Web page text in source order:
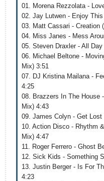
01. Morena Rezzolata -
02. Jay Lutwen - Enjoy
03. Matt Cassari - Creation
04. Miss Janes - Mess
05. Steven Draxler - All
06. Michael Beltone -
Mix) 3:51
07. DJ Kristina Mailana -
4:25
08. Brazzers In The House
Mix) 4:43
09. James Colyn - Get Lost
10. Action Disco - Rhythm
Mix) 4:47
11. Roger Ferrero - Ghost
12. Sick Kids - Something
13. Justin Berger - Is For
4:23